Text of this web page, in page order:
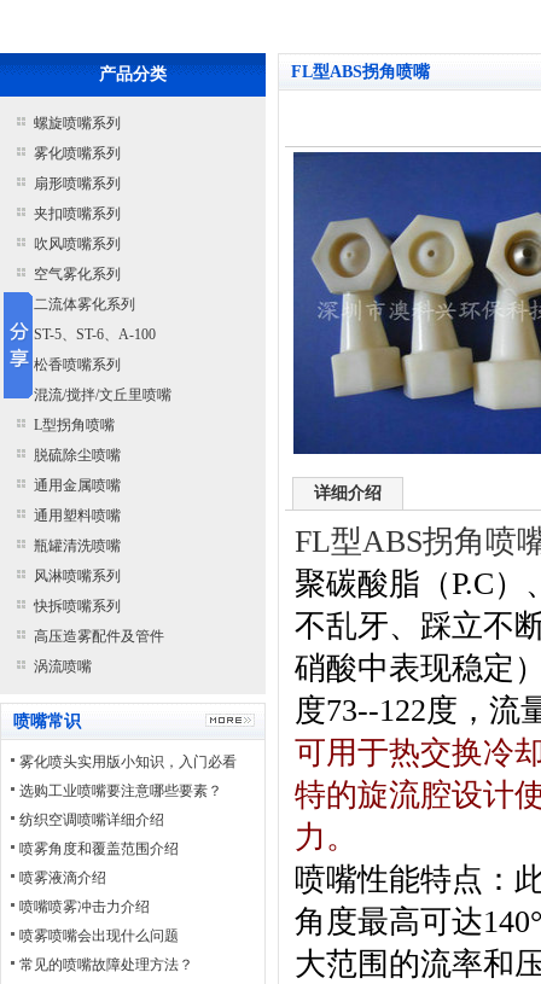
产品分类
螺旋喷嘴系列
雾化喷嘴系列
扇形喷嘴系列
夹扣喷嘴系列
吹风喷嘴系列
空气雾化系列
二流体雾化系列
ST-5、ST-6、A-100
松香喷嘴系列
混流/搅拌/文丘里喷嘴
L型拐角喷嘴
脱硫除尘喷嘴
通用金属喷嘴
通用塑料喷嘴
瓶罐清洗喷嘴
风淋喷嘴系列
快拆喷嘴系列
高压造雾配件及管件
涡流喷嘴
喷嘴常识
雾化喷头实用版小知识，入门必看
选购工业喷嘴要注意哪些要素？
纺织空调喷嘴详细介绍
喷雾角度和覆盖范围介绍
喷雾液滴介绍
喷嘴喷雾冲击力介绍
喷雾喷嘴会出现什么问题
常见的喷嘴故障处理方法？
FL型ABS拐角喷嘴
详细介绍
FL型ABS拐角喷
聚碳酸脂（P.C）
不乱牙、踩立不
硝酸中表现稳定
度73--122度，流
可用于热交换冷
特的旋流腔设计
力 。
喷嘴性能特点：
角度最高可达140°
大范围的流率和